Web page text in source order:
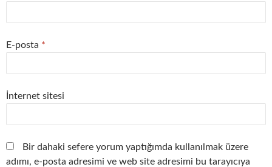
E-posta *
İnternet sitesi
Bir dahaki sefere yorum yaptığımda kullanılmak üzere
adımı, e-posta adresimi ve web site adresimi bu tarayıcıya